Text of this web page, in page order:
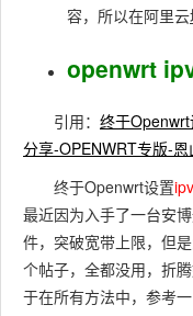
容，所以在阿里云
openwrt
引用： 终于
分享-OPENWRT专版-
终于Openwrt设置
最近因为入手了一台安
件，突破宽带上限，但
个帖子，全都没用，折
于在所有方